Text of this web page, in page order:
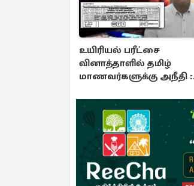
உயிரியல் பரீட்சை
வினாத்தாளில் தமிழ்
மாணவர்களுக்கு அநீதி :